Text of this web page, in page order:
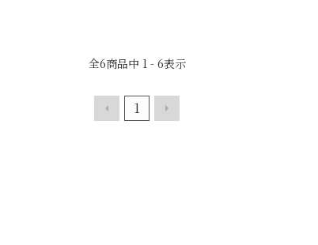
全6商品中 1 - 6表示
1